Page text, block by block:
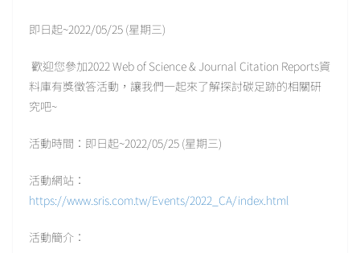
即日起~2022/05/25 (星期三)
歡迎您參加2022 Web of Science & Journal Citation Reports資
料庫有獎徵答活動，讓我們一起來了解探討碳足跡的相關研
究吧~
活動時間：即日起~2022/05/25 (星期三)
活動網站：
https://www.sris.com.tw/Events/2022_CA/index.html
活動簡介：